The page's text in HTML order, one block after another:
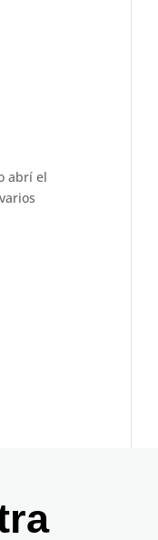
abrí el